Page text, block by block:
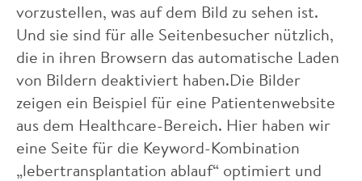
vorzustellen, was auf dem Bild zu sehen ist.
Und sie sind für alle Seitenbesucher nützlich,
die in ihren Browsern das automatische Laden
von Bildern deaktiviert haben.Die Bilder
zeigen ein Beispiel für eine Patientenwebsite
aus dem Healthcare-Bereich. Hier haben wir
eine Seite für die Keyword-Kombination
„lebertransplantation ablauf“ optimiert und